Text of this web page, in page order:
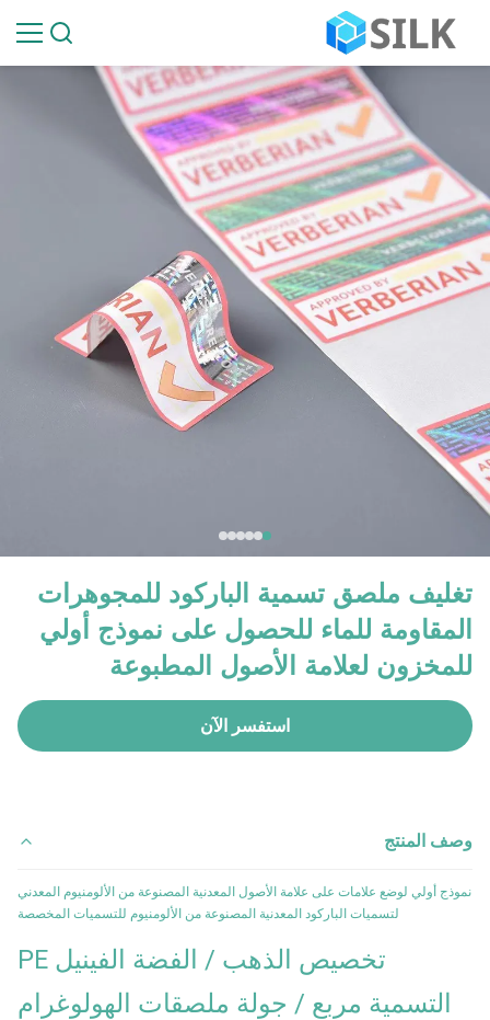
تغليف ملصق تسمية الباركود للمجوهرات
المقاومة للماء للحصول على نموذج أولي
للمخزون لعلامة الأصول المطبوعة
استفسر الآن
وصف المنتج
نموذج أولي لوضع علامات على علامة الأصول المعدنية المصنوعة من الألومنيوم المعدني
لتسميات الباركود المعدنية المصنوعة من الألومنيوم للتسميات المخصصة
تخصيص الذهب / الفضة الفينيل PE
التسمية مربع / جولة ملصقات الهولوغرام